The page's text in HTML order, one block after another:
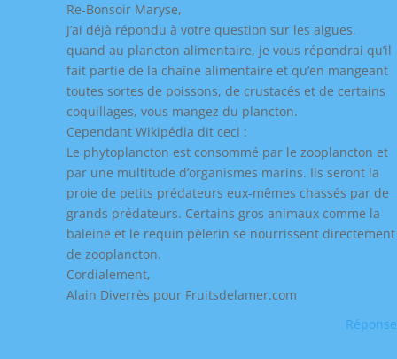
Re-Bonsoir Maryse,
J’ai déjà répondu à votre question sur les algues,
quand au plancton alimentaire, je vous répondrai qu’il
fait partie de la chaîne alimentaire et qu’en mangeant
toutes sortes de poissons, de crustacés et de certains
coquillages, vous mangez du plancton.
Cependant Wikipédia dit ceci :
Le phytoplancton est consommé par le zooplancton et
par une multitude d’organismes marins. Ils seront la
proie de petits prédateurs eux-mêmes chassés par de
grands prédateurs. Certains gros animaux comme la
baleine et le requin pèlerin se nourrissent directement
de zooplancton.
Cordialement,
Alain Diverrès pour Fruitsdelamer.com
Réponse